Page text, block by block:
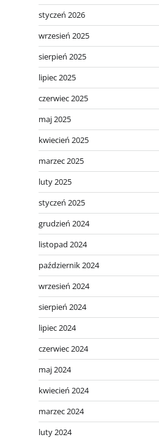
styczeń 2026
wrzesień 2025
sierpień 2025
lipiec 2025
czerwiec 2025
maj 2025
kwiecień 2025
marzec 2025
luty 2025
styczeń 2025
grudzień 2024
listopad 2024
październik 2024
wrzesień 2024
sierpień 2024
lipiec 2024
czerwiec 2024
maj 2024
kwiecień 2024
marzec 2024
luty 2024